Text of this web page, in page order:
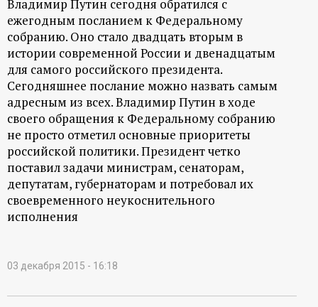
Владимир Путин сегодня обратился с
ежегодным посланием к Федеральному
собранию. Оно стало двадцать вторым в
истории современной России и двенадцатым
для самого российского президента.
Сегодняшнее послание можно назвать самым
адресным из всех. Владимир Путин в ходе
своего обращения к Федеральному собранию
не просто отметил основные приоритеты
российской политики. Президент четко
поставил задачи министрам, сенаторам,
депутатам, губернаторам и потребовал их
своевременного неукоснительного
исполнения
03 декабря 2015 - 16:18